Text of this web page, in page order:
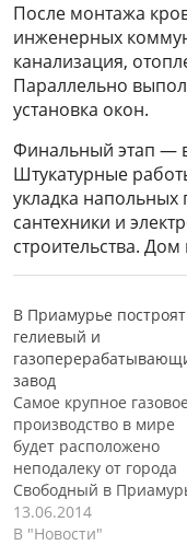
После монтажа
инженерных
канализация,
Параллельно
установка окон.
Финальный этап —
Штукатурные
укладка напольных
сантехники и
строительства. Дом
В Приамурье построят
гелиевый и
завод
Самое крупное газовое
производство в мире
будет расположено
неподалеку от города
Свободный в
На территории
13.06.2014
В "Новости"